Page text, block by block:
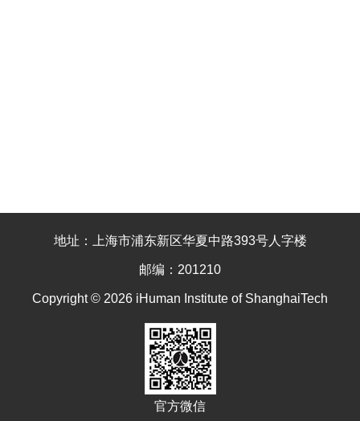
地址：上海市浦东新区华夏中路393号人字楼
邮编：201210
Copyright © 2026 iHuman Institute of ShanghaiTech
官方微信